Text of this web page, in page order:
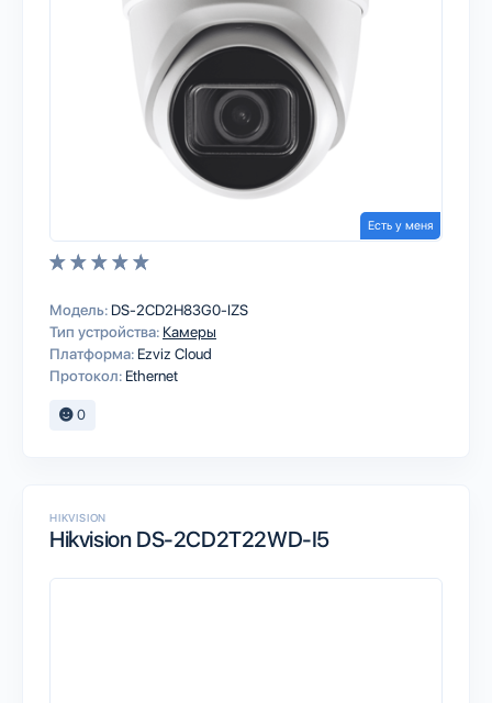
Есть у меня
Модель: DS-2CD2H83G0-IZS
Тип устройства: Камеры
Платформа: Ezviz Cloud
Протокол: Ethernet
0
HIKVISION
Hikvision DS-2CD2T22WD-I5